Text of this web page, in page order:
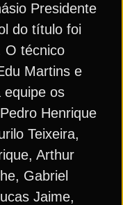
Presidente
do título foi
O técnico
Martins e
equipe os
Henrique
Teixeira,
Arthur
Gabriel
Jaime,